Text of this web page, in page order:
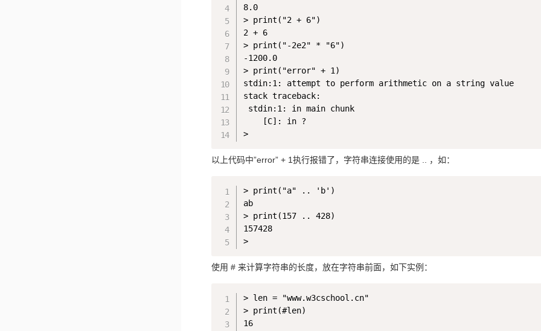
8.0
> print("2 + 6")
2 + 6
> print("-2e2" * "6")
-1200.0
> print("error" + 1)
stdin:1: attempt to perform arithmetic on a string value
stack traceback:
stdin:1: in main chunk
    [C]: in ?
以上代码中”error” + 1执行报错了，字符串连接使用的是 .. ，如：
> print("a" .. 'b')
ab
> print(157 .. 428)
157428
使用 # 来计算字符串的长度，放在字符串前面，如下实例：
> len = "www.w3cschool.cn"
> print(#len)
16